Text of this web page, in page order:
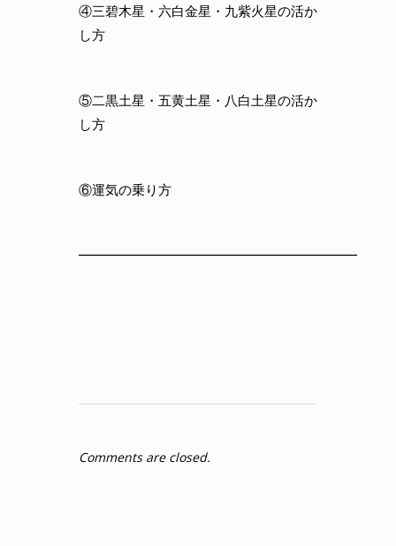
④三碧木星・六白金星・九紫火星の活か
し方
⑤二黒土星・五黄土星・八白土星の活か
し方
⑥運気の乗り方
━━━━━━━━━━━━━━━━━━━━━
Comments are closed.